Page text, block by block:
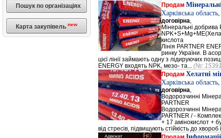
Пошук по організаціях
Карта закупівель new
Продам
Харківська
договірна
Мінеральні добрива
кислота
Лінія PARTNER
ринку України. В
цієї лінії займають одну з лідируючих
ENERGY входять NPK, мезо- та... (№:
Продам Хелатні
Харківська
договірна
Водорозчинні
PARTNER
Водорозчинні
PARTNER / -
+ 17 амінокислот +
від стресів, підвищують стійкість до хвороб